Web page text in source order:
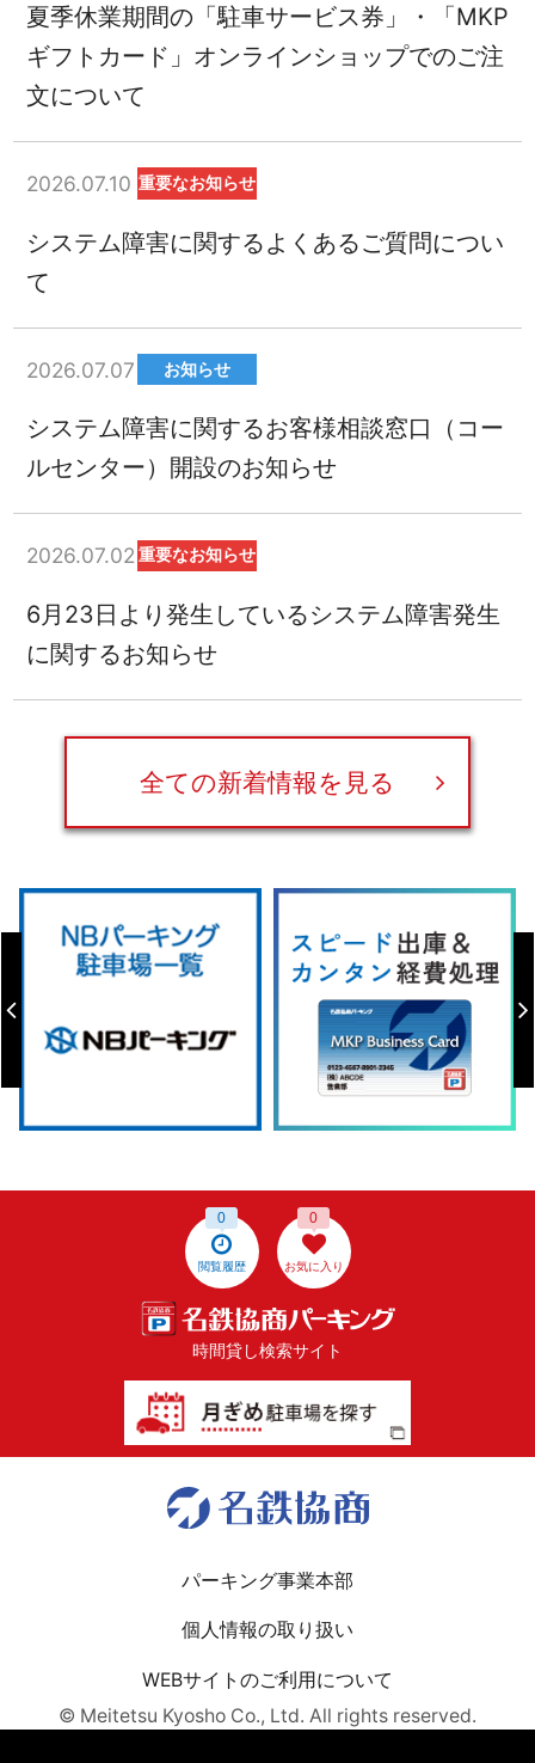
夏季休業期間の「駐車サービス券」・「MKP
ギフトカード」オンラインショップでのご注
文について
2026.07.10 重要なお知らせ
システム障害に関するよくあるご質問につい
て
2026.07.07 お知らせ
システム障害に関するお客様相談窓口（コー
ルセンター）開設のお知らせ
2026.07.02 重要なお知らせ
6月23日より発生しているシステム障害発生
に関するお知らせ
全ての新着情報を見る
閲覧履歴
0
お気に入り
0
時間貸し検索サイト
パーキング事業本部
個人情報の取り扱い
WEBサイトのご利用について
© Meitetsu Kyosho Co., Ltd. All rights reserved.